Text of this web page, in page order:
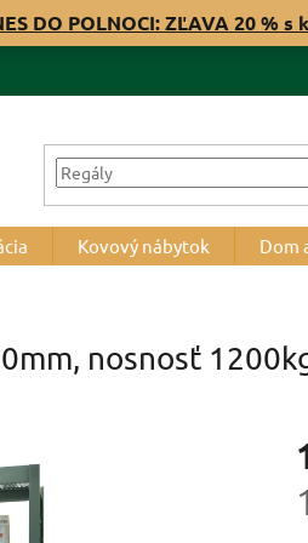
DO POLNOCI: ZĽAVA 20 %
Kovový nábytok Dom
nosnosť